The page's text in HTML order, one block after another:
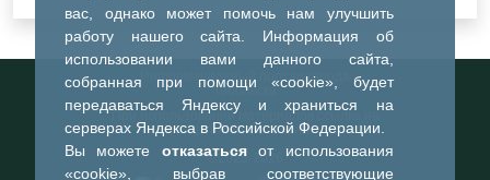
вас, однако может помочь нам улучшить
работу нашего сайта. Информация об
использовании вами данного сайта,
собранная при помощи «cookie», будет
передаваться Яндексу и храниться на
серверах Яндекса в Российской Федерации.
Вы можете отказатьсяот использования
«cookie», выбрав соответствующие
Информационный портал города
Тобольска
При использовании материалов ссылка на
портал обязательна
©2023-2026